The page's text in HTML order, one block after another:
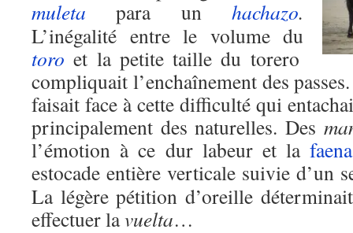
muleta para un hachazo.
L’inégalité entre le volume du
toro et la petite taille du torero
compliquait l’enchaînement des
faisait face à cette difficulté qui
principalement des naturelles. Des
l’émotion à ce dur labeur et lafaena
estocade entière verticale suivie d’un
La légère pétition d’oreille
effectuer lavuelta…